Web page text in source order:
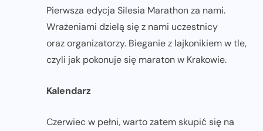
Pierwsza edycja Silesia Marathon za nami.
Wrażeniami dzielą się z nami uczestnicy
oraz organizatorzy. Bieganie z lajkonikiem w tle,
czyli jak pokonuje się maraton w Krakowie.
Kalendarz
Czerwiec w pełni, warto zatem skupić się na